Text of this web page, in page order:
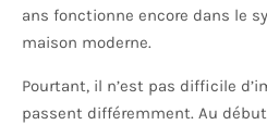
ans fonctionne encore dans le
maison moderne.
Pourtant, il n’est pas difficile
passent différemment. Au